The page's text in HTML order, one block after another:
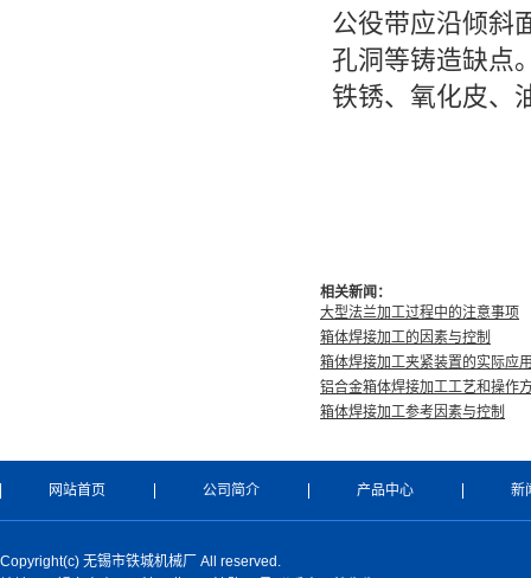
公役带应沿倾斜
孔洞等铸造缺点
铁锈、氧化皮、
相关新闻：
大型法兰加工过程中的注意事项
箱体焊接加工的因素与控制
箱体焊接加工夹紧装置的实际应
铝合金箱体焊接加工工艺和操作
箱体焊接加工参考因素与控制
网站首页 公司简介 产品中心 新
Copyright(c) 无锡市铁城机械厂 All reserved.